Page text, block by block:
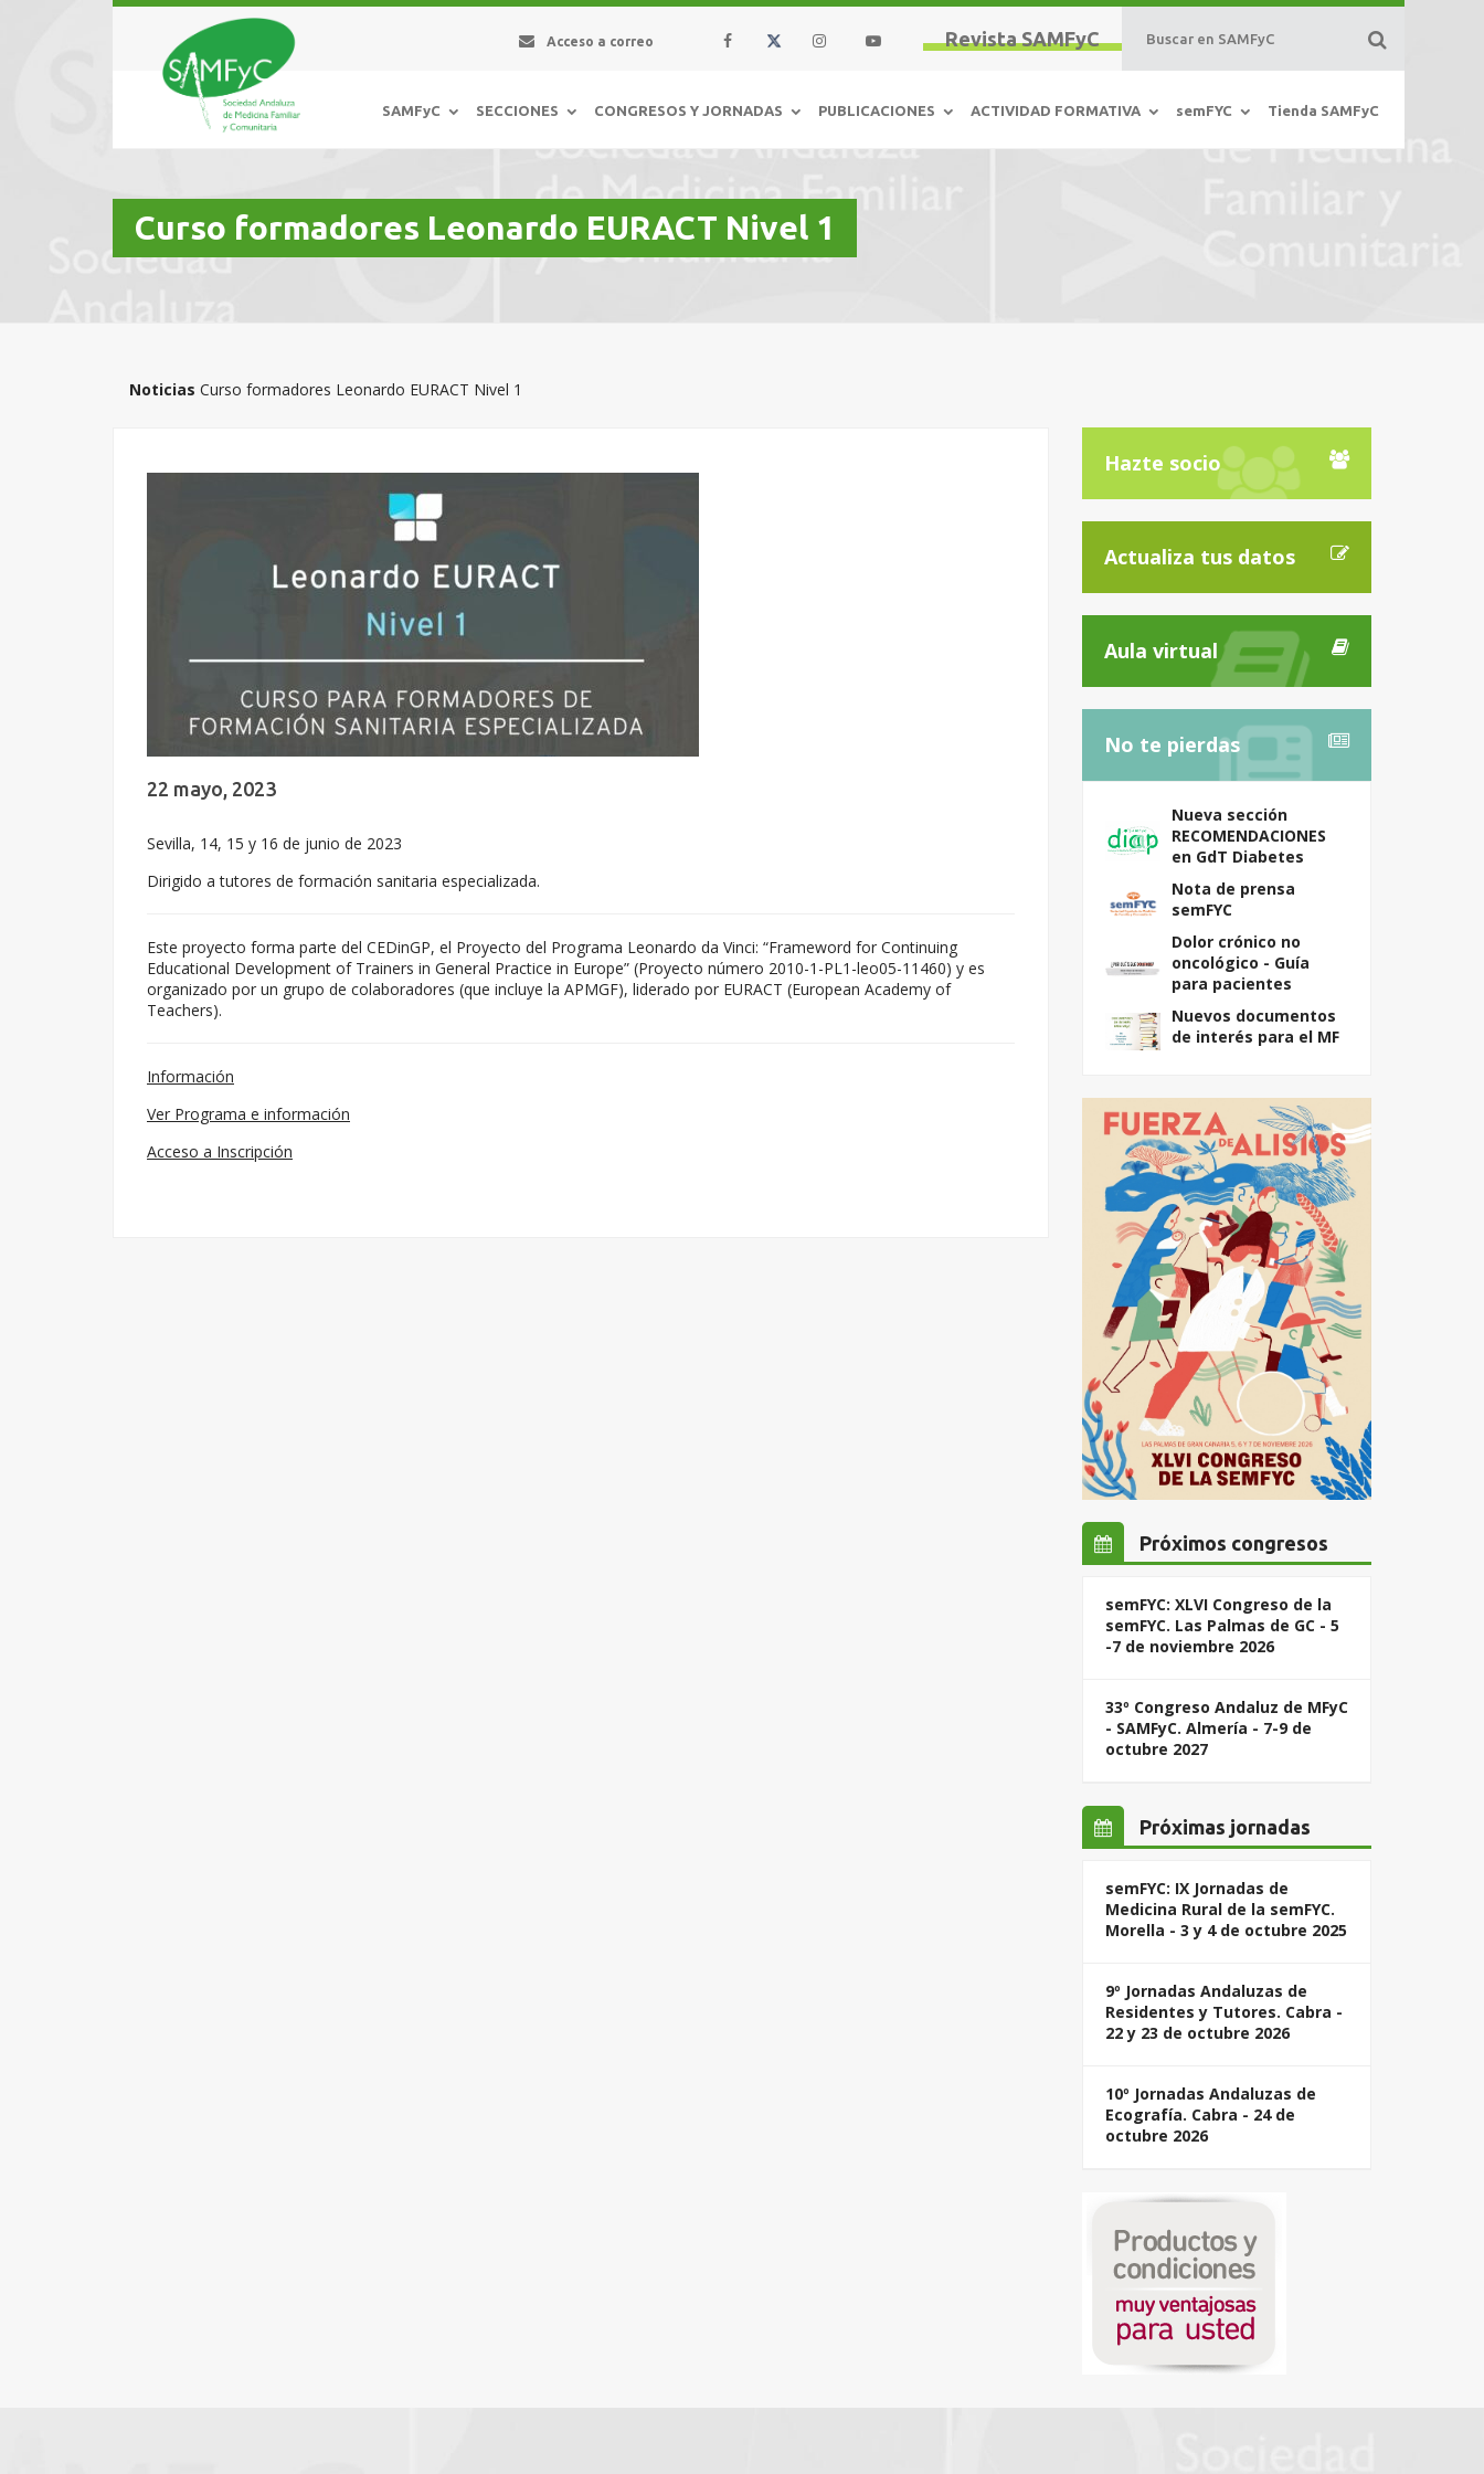
Revista SAMFyC
Acceso a correo
SAMFyC SECCIONES CONGRESOS Y JORNADAS PUBLICACIONES ACTIVIDAD FORMATIVA semFYC Tienda SAMFyC
Curso formadores Leonardo EURACT Nivel 1
Noticias Curso formadores Leonardo EURACT Nivel 1
22 mayo, 2023
Sevilla, 14, 15 y 16 de junio de 2023
Dirigido a tutores de formación sanitaria especializada.
Este proyecto forma parte del CEDinGP, el Proyecto del Programa Leonardo da Vinci: “Frameword for Continuing
Educational Development of Trainers in General Practice in Europe” (Proyecto número 2010-1-PL1-leo05-11460) y es
organizado por un grupo de colaboradores (que incluye la APMGF), liderado por EURACT (European Academy of
Teachers).
Información
Ver Programa e información
Acceso a Inscripción
Hazte socio
Actualiza tus datos
Aula virtual
No te pierdas
Nueva sección
RECOMENDACIONES
en GdT Diabetes
Nota de prensa
semFYC
Dolor crónico no
oncológico - Guía
para pacientes
Nuevos documentos
de interés para el MF
Próximos congresos
semFYC: XLVI Congreso de la
semFYC. Las Palmas de GC - 5
-7 de noviembre 2026
33º Congreso Andaluz de MFyC
- SAMFyC. Almería - 7-9 de
octubre 2027
Próximas jornadas
semFYC: IX Jornadas de
Medicina Rural de la semFYC.
Morella - 3 y 4 de octubre 2025
9º Jornadas Andaluzas de
Residentes y Tutores. Cabra -
22 y 23 de octubre 2026
10º Jornadas Andaluzas de
Ecografía. Cabra - 24 de
octubre 2026